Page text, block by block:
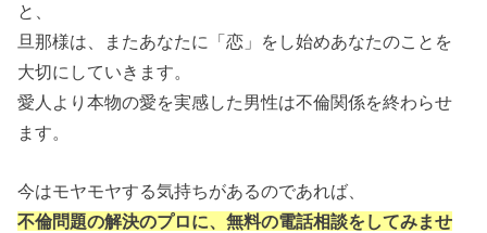
と、
旦那様は、またあなたに「恋」をし始めあなたのことを
大切にしていきます。
愛人より本物の愛を実感した男性は不倫関係を終わらせ
ます。
今はモヤモヤする気持ちがあるのであれば、
不倫問題の解決のプロに、無料の電話相談をしてみませ